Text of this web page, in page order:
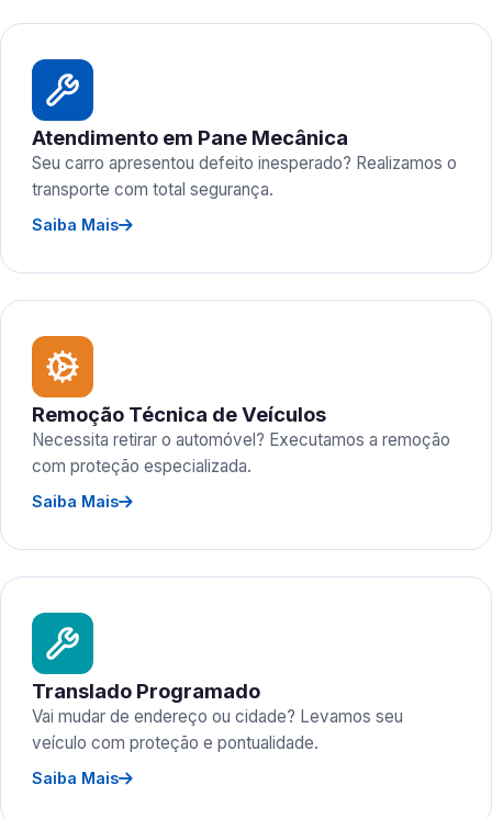
Atendimento em Pane Mecânica
Seu carro apresentou defeito inesperado? Realizamos o
transporte com total segurança.
Saiba Mais
Remoção Técnica de Veículos
Necessita retirar o automóvel? Executamos a remoção
com proteção especializada.
Saiba Mais
Translado Programado
Vai mudar de endereço ou cidade? Levamos seu
veículo com proteção e pontualidade.
Saiba Mais